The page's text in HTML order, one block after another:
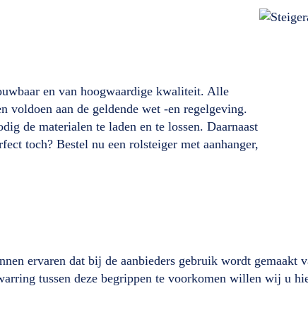
en van hoogwaardige kwaliteit. Alle
voldoen aan de geldende wet -en regelgeving.
de materialen te laden en te lossen. Daarnaast
toch? Bestel nu een rolsteiger met aanhanger,
ervaren dat bij de aanbieders gebruik wordt gemaakt
tussen deze begrippen te voorkomen willen wij u